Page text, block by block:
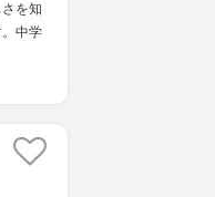
を知
中学